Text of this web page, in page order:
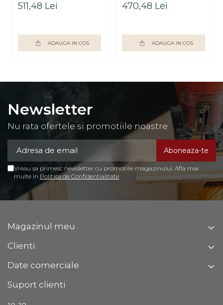
511,48 Lei
ADAUGA IN COS
470,48 Lei
ADAUGA IN COS
Newsletter
Nu rata ofertele si promotiile noastre
Vreau sa primesc newsletter cu promotiile magazinului. Afla mai
multe in Politica de Confidentialitate
Magazinul meu
Clienti
Date comerciale
Suport clienti